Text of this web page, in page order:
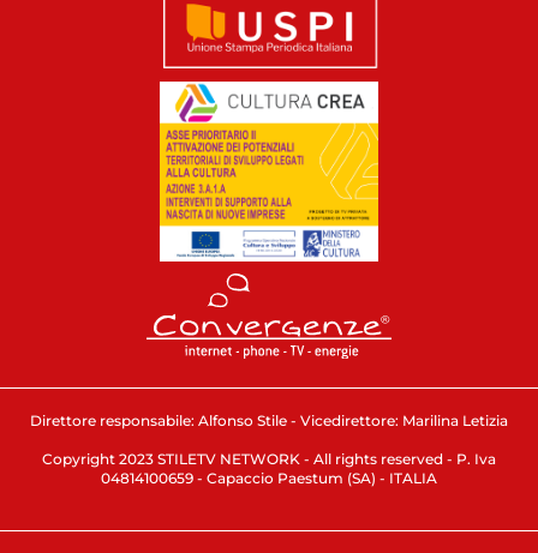
Direttore responsabile: Alfonso Stile - Vicedirettore: Marilina Letizia
Copyright 2023 STILETV NETWORK - All rights reserved - P. Iva
04814100659 - Capaccio Paestum (SA) - ITALIA